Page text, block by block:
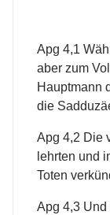
Apg 4,1
aber zum
Hauptmann
die
Apg 4,2 Die
lehrten und
Toten
Apg 4,3 Und